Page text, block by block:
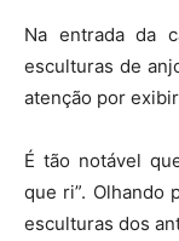
Na entrada da
esculturas de
atenção por
É tão notável
que ri”. Olhando
esculturas dos